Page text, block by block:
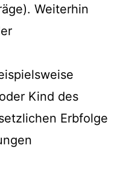
Weiterhin
Kind des
Erbfolge